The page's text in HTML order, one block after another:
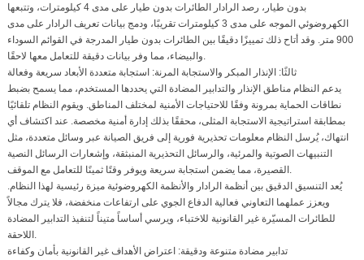
بدون طيار، رصد الرادار الطائرات بدون طيار على مدى 4 كيلومترات، وتتبعها
الكهروضوئي الموجه على مدى 3 كيلومترات تقريبًا، ودمج بيانات تعريف الرادار على مدى
900 متر. وقد أتاح ذلك تمييزًا دقيقًا بين الطائرات بدون طيار المدرجة في القوائم السوداء
والبيضاء، مما وفر بيانات دقيقة للتعامل معها لاحقًا.
ثالثًا: الإنذار المبكر والاستجابة المرنة: استجابة متعددة الأبعاد سريعة وفعالة
يدعم النظام مناطق الإنذار والتدابير المضادة التي يحددها المستخدم، مما يسمح بضبط
نطاقات الحماية بمرونة وفقًا للاحتياجات الأمنية لمختلف المناطق. ويقوم النظام تلقائيًا
بمطابقة استراتيجية الاستجابة المثلى، محققًا بذلك إدارة أمنية مخصصة. عند اكتشاف أي
انتهاك، يُرسل النظام معلومات تحذيرية فورية إلى فريق الصيانة عبر وسائل متعددة، مثل
التنبيهات الصوتية والمرئية، والرسائل التحذيرية المنبثقة، وإشعارات الرسائل النصية
القصيرة، مما يضمن استجابة سريعة ويوفر وقتًا ثمينًا للتعامل مع الموقف.
يُعد التنسيق الدقيق بين أنظمة الرادار والأنظمة الكهروضوئية ميزة رئيسية لهذا النظام.
ويعزز عملهما التعاوني فعالية الدفاع الجوي على ارتفاعات منخفضة، فلا يترك مجالاً
للطائرات المسيّرة غير القانونية للاختباء، ويرسي أساساً متيناً لتنفيذ التدابير المضادة
اللاحقة.
تدابير مضادة متنوعة ودقيقة: اعتراض الأهداف غير القانونية بأمان وكفاءة